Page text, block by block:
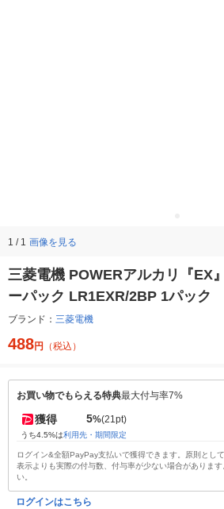
1 / 1 画像を見る
三菱電機 POWERアルカリ『EX
ーパック LR1EXR/2BP 1パック
ブランド： 三菱電機
488円 （税込）
お買い物でもらえる特典最大付与率7%
獲得 5%(21pt)
うち4.5%は利用先・期間限定
ログイン&全額PayPay支払いで獲得できます。原則とし
表示よりも実際の付与数、付与率が少ない場合がありま
い。
ログインはこちら